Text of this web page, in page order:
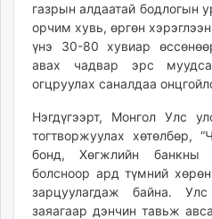
газрын алдаатай бодлогын
орчим хувь, өргөн
үнэ 30-80 хувиар
авах чадвар эрс
огцруулах саналдаа
Нэгдүгээрт, Монгол Улс
тогтворжуулах хөтөлбөр,
бонд, Хөгжлийн банкны
болсноор ард түмний
зарцуулагдаж байна.
заяагаар дэнчин тавьж